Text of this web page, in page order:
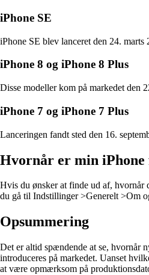
iPhone SE
iPhone SE blev lanceret den 24. marts
iPhone 8 og iPhone 8 Plus
Disse modeller kom på markedet den
iPhone 7 og iPhone 7 Plus
Lanceringen fandt sted den 16.
Hvornår er min iPhone
Hvis du ønsker at finde ud af, hvornår
du gå til Indstillinger >Generelt >Om
Opsummering
Det er altid spændende at se, hvornår
introduceres på markedet. Uanset
at være opmærksom på